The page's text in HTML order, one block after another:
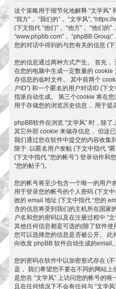
这个策略用于细节化地解释 “文学风”
“我方”， “我们的”， “文学风”,
(下文指代 “他们”， “他方”， “他们的”
“www.phpbb.com”， “phpBB
您的对话中得到的与您有关的信息 (下
您的信息通过两种方式产生。 首先，
在您的电脑中生成一定数量的
存信息的临时文件。 其中前两个
户ID”) 和一个匿名的用户对话ID (下
指派自动生成。 第三个cookie 将在您
用于存储您的浏览历史信息， 用于提
phpBB软件在浏览 “文学风” 时，除
其它外部 cookie 来储存信息， 但这
我们通过您在软件中提交的内容收集
限于: 以匿名用户发帖 (下文中指代 “
(下文中指代 “您的帐号”) 登录动作和
“您的帖子”)。
您的帐号将至少包含一个唯一的用户
用于登录您的帐号的个人密码 (下文
效的 email 地址 (下文中指代 “您的
含的信息将受到我们的主机所在国家
户名和您的密码以及在注册过程中 “
其他任何信息都是可选的(除了软件使
您可以选择您的信息是否被公开。 此
向收发 phpBB 软件自动生成的email。
您的密码在软件中以加密形式存在 (
是， 我们希望您不要在不同的网站
是您在 “文学风” 上访问您的帐号的
且在任何情况下不会有任何与 “文学